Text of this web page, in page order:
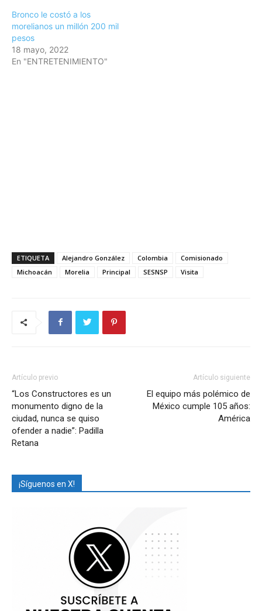
Bronco le costó a los
morelianos un millón 200 mil
pesos
18 mayo, 2022
En "ENTRETENIMIENTO"
ETIQUETA Alejandro González Colombia
Comisionado
Michoacán
Morelia Principal SESNSP Visita
Artículo previo
“Los Constructores es un
monumento digno de la
ciudad, nunca se quiso
ofender a nadie”: Padilla
Retana
Artículo siguiente
El equipo más polémico de
México cumple 105 años:
América
¡Síguenos en X!